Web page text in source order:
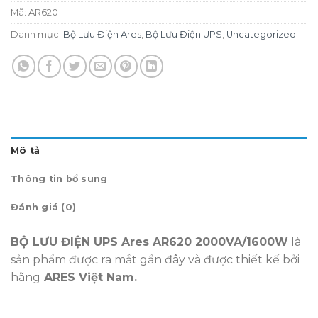
Mã: AR620
Danh mục: Bộ Lưu Điện Ares Bộ Lưu Điện UPS Uncategorized
Mô tả
Thông tin bổ sung
Đánh giá (0)
BỘ LƯU ĐIỆN UPS Ares AR620 2000VA/1600W là
sản phẩm được ra mắt gần đây và được thiết kế bởi
hãng ARES Việt Nam.